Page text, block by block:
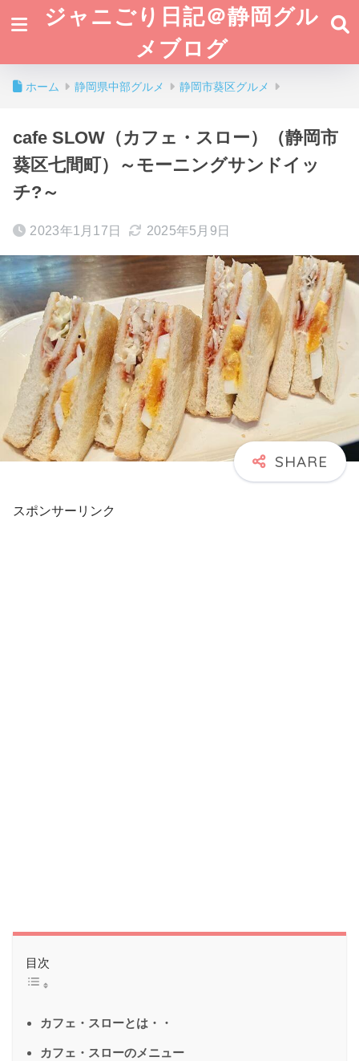
ジャニごり日記＠静岡グル
メブログ
ホーム 静岡県中部グルメ 静岡市葵区グルメ
cafe SLOW（カフェ・スロー）（静岡市
葵区七間町）～モーニングサンドイッ
チ?～
2023年1月17日 2025年5月9日
スポンサーリンク
目次
カフェ・スローとは・・
カフェ・スローのメニュー